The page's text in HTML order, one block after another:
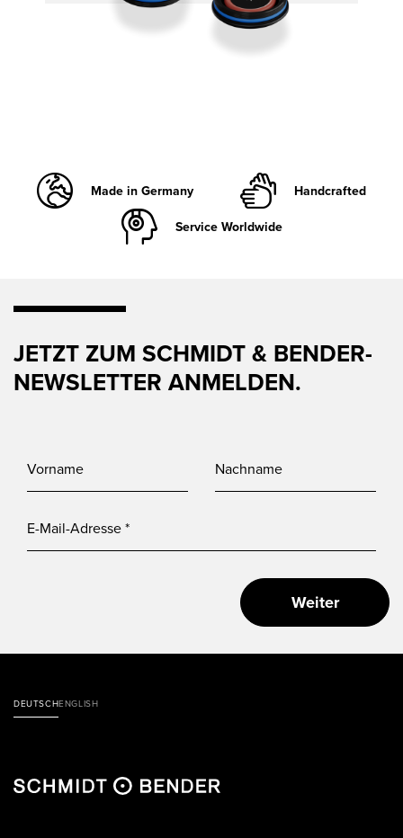
Made in Germany
Handcrafted
Service Worldwide
DEUTSCHENGLISH
JETZT ZUM SCHMIDT & BENDER-
NEWSLETTER ANMELDEN.
Weiter